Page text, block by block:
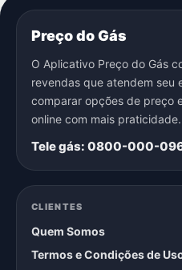
Preço do Gás
O Aplicativo Preço do Gás
revendas que atendem seu
comparar opções de preço
online com mais praticidade.
Tele gás: 0800-000-
CLIENTES
Quem Somos
Termos e Condições de